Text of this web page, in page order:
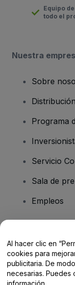
Equipo
todo el
Nuestra
Sobre
Programa
Servicio
Sala de
Empleos
Centro de
Al hacer clic en
cookies para
publicitaria. De
necesarias. Puedes
información.